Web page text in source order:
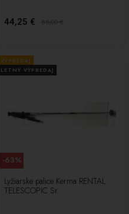
44,25 € 85,00€
VÝPREDAJ
LETNÝ VÝPREDAJ
Lyžiarske palice Kerma RENTAL
TELESCOPIC Sr
-63%